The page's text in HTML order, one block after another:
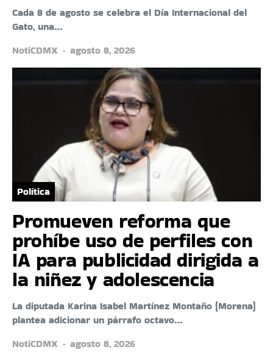
Cada 8 de agosto se celebra el Día Internacional del
Gato, una…
NotiCDMX
agosto 8, 2026
Política
Promueven reforma que
prohíbe uso de perfiles con
IA para publicidad dirigida a
la niñez y adolescencia
La diputada Karina Isabel Martínez Montaño (Morena)
plantea adicionar un párrafo octavo…
NotiCDMX
agosto 8, 2026